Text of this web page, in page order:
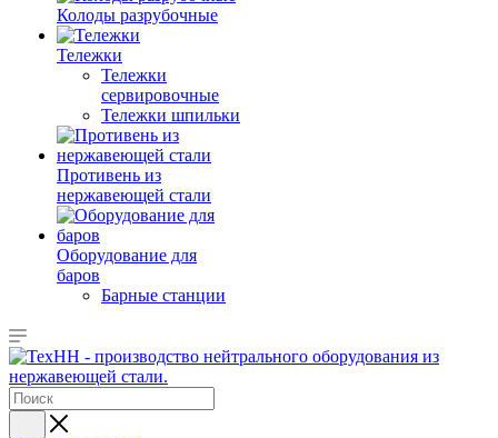
Колоды разрубочные
Тележки
Тележки
сервировочные
Тележки шпильки
Противень из
нержавеющей стали
Оборудование для
баров
Барные станции